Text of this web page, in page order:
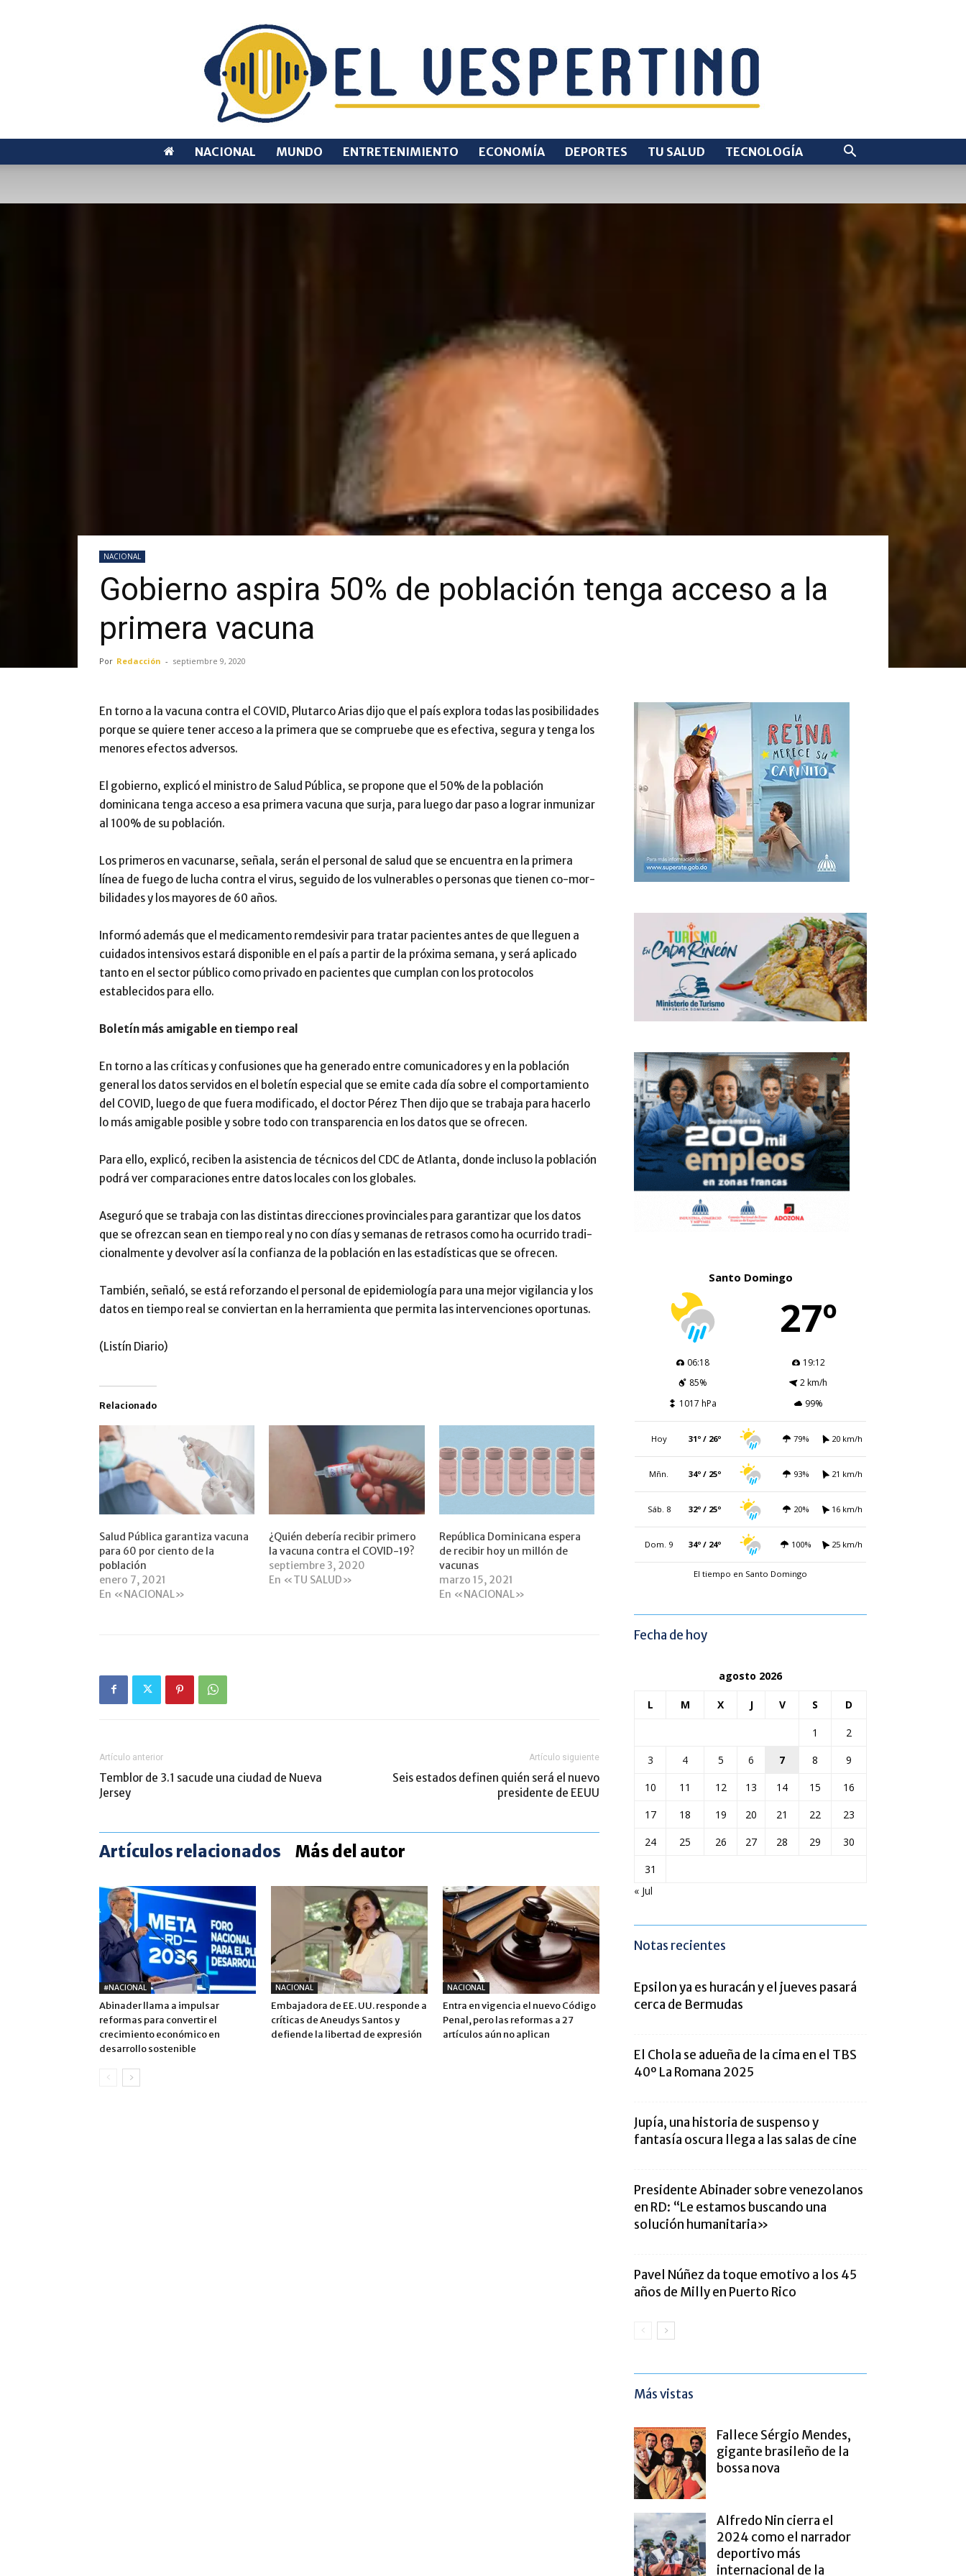
NACIONAL MUNDO ENTRETENIMIENTO ECONOMÍA DEPORTES TU SALUD TECNOLOGÍA
NACIONAL
Gobierno aspira 50% de población tenga acceso a la
primera vacuna
Por Redacción - septiembre 9, 2020
En tor­no a la vacuna contra el COVID, Plutarco Arias di­jo que el país explora to­das las posibilidades
por­que se quiere tener acceso a la primera que se com­pruebe que es efectiva, segura y tenga los
meno­res efectos adversos.
El gobierno, explicó el ministro de Salud Pública, se propone que el 50% de la población
dominicana tenga acceso a esa prime­ra vacuna que surja, pa­ra luego dar paso a lograr inmunizar
al 100% de su población.
Los primeros en va­cunarse, señala, serán el personal de salud que se encuentra en la primera
línea de fuego de lucha contra el virus, seguido de los vulnerables o per­sonas que tienen co-mor­
bilidades y los mayores de 60 años.
Informó además que el medicamento remdesivir para tratar pacientes antes de que lleguen a
cuidados intensivos estará disponi­ble en el país a partir de la próxima semana, y será aplicado
tanto en el sector público como privado en pacientes que cumplan con los protocolos
establecidos para ello.
Boletín más amigable en tiempo real
En torno a las críticas y confusiones que ha ge­nerado entre comunica­dores y en la población
general los datos servi­dos en el boletín especial que se emite cada día so­bre el comportamiento
del COVID, luego de que fuera modificado, el doctor Pé­rez Then dijo que se trabaja para hacerlo
lo más amiga­ble posible y sobre todo con transparencia en los datos que se ofrecen.
Para ello, explicó, reciben la asistencia de técnicos del CDC de Atlanta, donde in­cluso la población
podrá ver comparaciones entre datos locales con los globales.
Aseguró que se trabaja con las distintas direcciones provinciales para garantizar que los datos
que se ofrez­can sean en tiempo real y no con días y semanas de retra­sos como ha ocurrido tradi­
cionalmente y devolver así la confianza de la población en las estadísticas que se ofrecen.
También, señaló, se es­tá reforzando el personal de epidemiología para una mejor vigilancia y los
datos en tiempo real se convier­tan en la herramienta que permita las intervenciones oportunas.
(Listín Diario)
Relacionado
Salud Pública garantiza vacuna
para 60 por ciento de la
población
enero 7, 2021
En «NACIONAL»
¿Quién debería recibir primero
la vacuna contra el COVID-19?
septiembre 3, 2020
En «TU SALUD»
Repúbli­ca Dominicana espera
de recibir hoy un millón de
vacunas
marzo 15, 2021
En «NACIONAL»
Artículo anterior
Temblor de 3.1 sacude una ciudad de Nueva
Jersey
Artículo siguiente
Seis estados definen quién será el nuevo
presidente de EEUU
Artículos relacionados Más del autor
#NACIONAL
Abinader llama a impulsar
reformas para convertir el
crecimiento económico en
desarrollo sostenible
NACIONAL
Embajadora de EE. UU. responde a
críticas de Aneudys Santos y
defiende la libertad de expresión
NACIONAL
Entra en vigencia el nuevo Código
Penal, pero las reformas a 27
artículos aún no aplican
Santo Domingo
27º
06:18
19:12
85%
2 km/h
1017 hPa
99%
Hoy 31º / 26º 79% 20 km/h
Mñn. 34º / 25º 93% 21 km/h
Sáb. 8 32º / 25º 20% 16 km/h
Dom. 9 34º / 24º 100% 25 km/h
El tiempo en Santo Domingo
Fecha de hoy
agosto 2026
L M X J V S D
1
2
3
4 5 6 7 8
9
10
11 12 13 14 15
16
17
18 19 20 21 22
23
24
25 26 27 28 29
30
31
« Jul
Notas recientes
Epsilon ya es huracán y el jueves pasará
cerca de Bermudas
El Chola se adueña de la cima en el TBS
40º La Romana 2025
Jupía, una historia de suspenso y
fantasía oscura llega a las salas de cine
Presidente Abinader sobre venezolanos
en RD: “Le estamos buscando una
solución humanitaria»
Pavel Núñez da toque emotivo a los 45
años de Milly en Puerto Rico
Más vistas
Fallece Sérgio Mendes,
gigante brasileño de la
bossa nova
Alfredo Nin cierra el
2024 como el narrador
deportivo más
internacional de la